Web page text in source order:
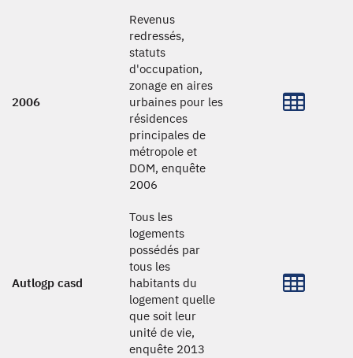
2006
Revenus
redressés,
statuts
d'occupation,
zonage en aires
urbaines pour les
résidences
principales de
métropole et
DOM, enquête
2006
Autlogp casd
Tous les
logements
possédés par
tous les
habitants du
logement quelle
que soit leur
unité de vie,
enquête 2013